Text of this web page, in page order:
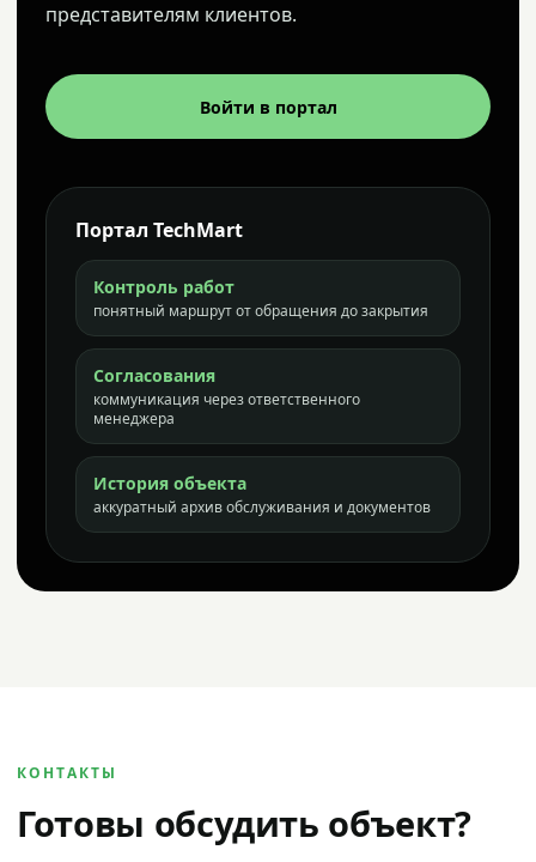
представителям клиентов.
Войти в портал
Портал TechMart
Контроль работ
понятный маршрут от обращения до закрытия
Согласования
коммуникация через ответственного
менеджера
История объекта
аккуратный архив обслуживания и документов
КОНТАКТЫ
Готовы обсудить объект?